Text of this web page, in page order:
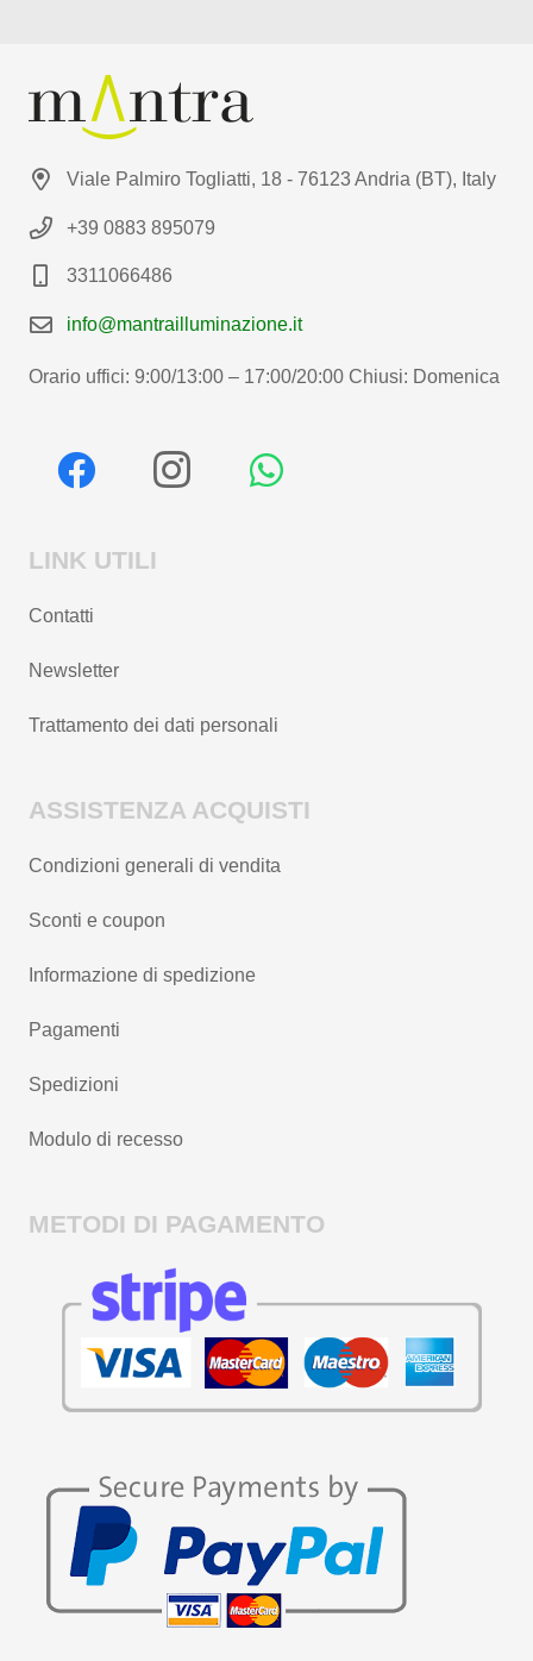
Viale Palmiro Togliatti, 18 - 76123 Andria (BT), Italy
+39 0883 895079
3311066486
info@mantrailluminazione.it
Orario uffici: 9:00/13:00 – 17:00/20:00 Chiusi: Domenica
LINK UTILI
Contatti
Newsletter
Trattamento dei dati personali
ASSISTENZA ACQUISTI
Condizioni generali di vendita
Sconti e coupon
Informazione di spedizione
Pagamenti
Spedizioni
Modulo di recesso
METODI DI PAGAMENTO